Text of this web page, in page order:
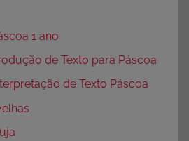
1 ano
de Texto para Páscoa
de Texto Páscoa